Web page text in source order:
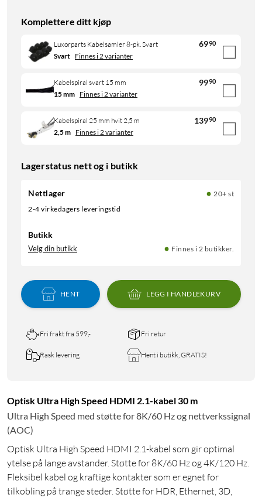
Komplettere ditt kjøp
Luxorparts Kabelsamler 8-pk. Svart 6990
Svart Finnes i 2 varianter
Kabelspiral svart 15 mm 9990
15 mm Finnes i 2 varianter
Kabelspiral 25 mm hvit 2,5 m 13990
2,5 m Finnes i 2 varianter
Lagerstatus nett og i butikk
Nettlager
20+ st
2-4 virkedagers leveringstid
Butikk
Velg din butikk Finnes i 2 butikker.
HENT LEGG I HANDLEKURV
Fri frakt fra 599,- Fri retur
Rask levering Hent i butikk, GRATIS!
Optisk Ultra High Speed HDMI 2.1-kabel 30 m
Ultra High Speed med støtte for 8K/60 Hz og nettverkssignal
(AOC)
Optisk Ultra High Speed HDMI 2.1-kabel som gir optimal
ytelse på lange avstander. Støtte for 8K/60 Hz og 4K/120 Hz.
Fleksibel kabel og kraftige kontakter som er egnet for
tilkobling på trange steder. Støtte for HDR, Ethernet, 3D,